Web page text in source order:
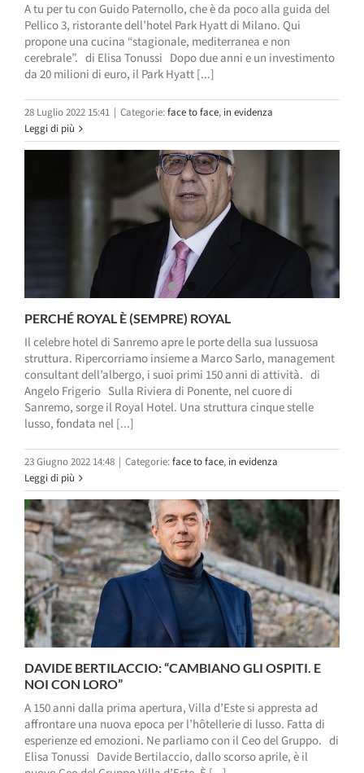
A tu per tu con Guido Paternollo, che è da poco alla guida del
Pellico 3, ristorante dell’hotel Park Hyatt di Milano. Qui
propone una cucina “stagionale, mediterranea e non
cerebrale”. di Elisa Tonussi Dopo due anni e un investimento
da 20 milioni di euro, il Park Hyatt [...]
28 Luglio 2022 15:41 | Categorie:face to face, in evidenza
Leggi di più
PERCHÉ ROYAL È (SEMPRE) ROYAL
Il celebre hotel di Sanremo apre le porte della sua lussuosa
struttura. Ripercorriamo insieme a Marco Sarlo, management
consultant dell’albergo, i suoi primi 150 anni di attività. di
Angelo Frigerio Sulla Riviera di Ponente, nel cuore di
Sanremo, sorge il Royal Hotel. Una struttura cinque stelle
lusso, fondata nel [...]
23 Giugno 2022 14:48 | Categorie:face to face, in evidenza
Leggi di più
DAVIDE BERTILACCIO: “CAMBIANO GLI OSPITI. E
NOI CON LORO”
A 150 anni dalla prima apertura, Villa d’Este si appresta ad
affrontare una nuova epoca per l’hôtellerie di lusso. Fatta di
esperienze ed emozioni. Ne parliamo con il Ceo del Gruppo. di
Elisa Tonussi Davide Bertilaccio, dallo scorso aprile, è il